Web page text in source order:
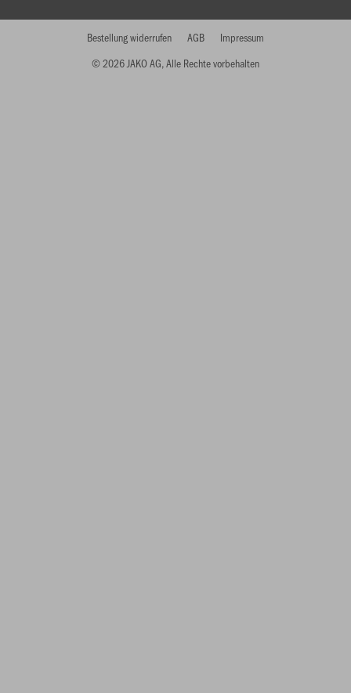
© 2026 JAKO AG, Alle Rechte vorbehalten
Bestellung widerrufen AGB Impressum